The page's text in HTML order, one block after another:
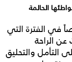
الحالمة
في الفترة التي
الراحة
التأمل والتحليق